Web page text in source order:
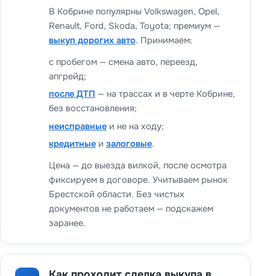
В Кобрине популярны Volkswagen, Opel,
Renault, Ford, Skoda, Toyota; премиум —
выкуп дорогих авто. Принимаем:
с пробегом — смена авто, переезд,
апгрейд;
после ДТП — на трассах и в черте Кобрине,
без восстановления;
неисправные и не на ходу;
кредитные и залоговые.
Цена — до выезда вилкой, после осмотра
фиксируем в договоре. Учитываем рынок
Брестской области. Без чистых
документов не работаем — подскажем
заранее.